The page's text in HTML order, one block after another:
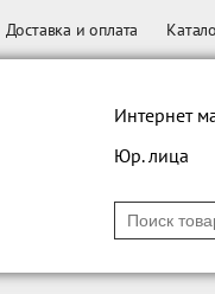
Доставка и оплата
Интернет
Юр. лица